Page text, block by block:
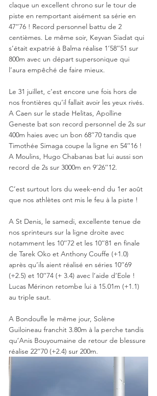
claque un excellent chrono sur le tour de
piste en remportant aisément sa série en
47’’76 ! Record personnel battu de 2
centièmes. Le même soir, Keyvan Siadat qui
s’était expatrié à Balma réalise 1’58’’51 sur
800m avec un départ supersonique qui
l’aura empêché de faire mieux.
Le 31 juillet, c’est encore une fois hors de
nos frontières qu’il fallait avoir les yeux rivés.
A Caen sur le stade Helitas, Apolline
Geneste bat son record personnel de 2s sur
400m haies avec un bon 68’’70 tandis que
Timothée Simaga coupe la ligne en 54’’16 !
A Moulins, Hugo Chabanas bat lui aussi son
record de 2s sur 3000m en 9’26’’12.
C’est surtout lors du week-end du 1er août
que nos athlètes ont mis le feu à la piste !
A St Denis, le samedi, excellente tenue de
nos sprinteurs sur la ligne droite avec
notamment les 10’’72 et les 10’’81 en finale
de Tarek Oko et Anthony Couffe (+1.0)
après qu’ils aient réalisé en séries 10’’69
(+2.5) et 10’’74 (+ 3.4) avec l’aide d’Eole !
Lucas Mérinon retombe lui à 15.01m (+1.1)
au triple saut.
A Bondoufle le même jour, Solène
Guiloineau franchit 3.80m à la perche tandis
qu’Anis Bouyoumaine de retour de blessure
réalise 22’’70 (+2.4) sur 200m.